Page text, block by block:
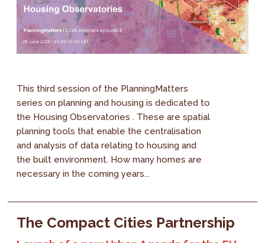
This third session of the PlanningMatters
series on planning and housing is dedicated to
the Housing Observatories . These are spatial
planning tools that enable the centralisation
and analysis of data relating to housing and
the built environment. How many homes are
necessary in the coming years...
The Compact Cities Partnership